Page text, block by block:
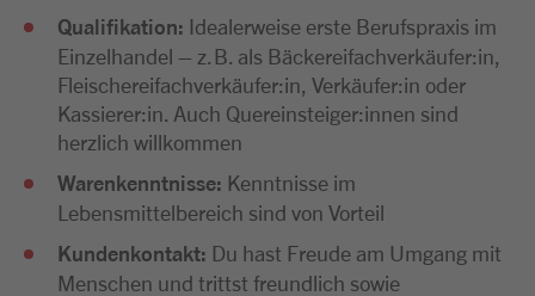
Qualifikation: Idealerweise erste Berufspraxis im
Einzelhandel – z. B. als Bäckereifachverkäufer:in,
Fleischereifachverkäufer:in, Verkäufer:in oder
Kassierer:in. Auch Quereinsteiger:innen sind
herzlich willkommen
Warenkenntnisse: Kenntnisse im
Lebensmittelbereich sind von Vorteil
Kundenkontakt: Du hast Freude am Umgang mit
Menschen und trittst freundlich sowie